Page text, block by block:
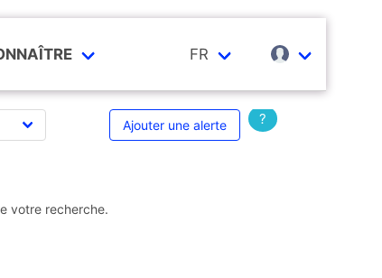
FR
Ajouter une alerte ?
votre recherche.